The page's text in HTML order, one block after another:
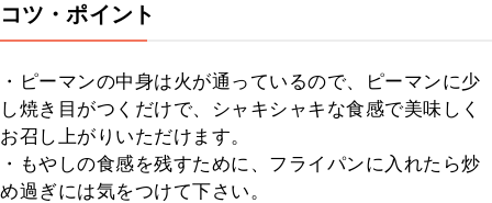
コツ・ポイント
・ピーマンの中身は火が通っているので、ピーマンに少
し焼き目がつくだけで、シャキシャキな食感で美味しく
お召し上がりいただけます。
・もやしの食感を残すために、フライパンに入れたら炒
め過ぎには気をつけて下さい。